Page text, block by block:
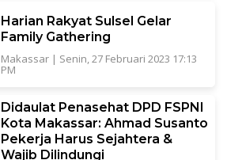
Harian Rakyat Sulsel Gelar
Family Gathering
Makassar| Senin, 27 Februari 2023 17:13
PM
Didaulat Penasehat DPD FSPNI
Kota Makassar: Ahmad Susanto
Pekerja Harus Sejahtera &
Wajib Dilindungi